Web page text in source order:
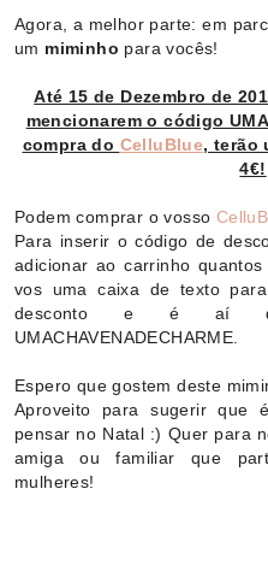
Agora, a melhor parte: em
um miminho para vocês!
Até 15 de Dezembro de
mencionarem o código
compra do CelluBlue, terão
4€!
Podem comprar o vosso
Para inserir o código de
adicionar ao carrinho
vos uma caixa de texto
desconto e é aí
UMACHAVENADECHARME.
Espero que gostem deste
Aproveito para sugerir que
pensar no Natal :) Quer para
amiga ou familiar que
mulheres!